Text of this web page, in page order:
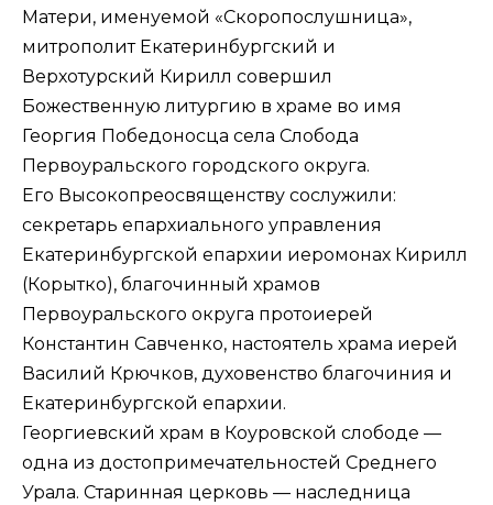
Матери, именуемой «Скоропослушница»,
митрополит Екатеринбургский и
Верхотурский Кирилл совершил
Божественную литургию в храме во имя
Георгия Победоносца села Слобода
Первоуральского городского округа.
Его Высокопреосвященству сослужили:
секретарь епархиального управления
Екатеринбургской епархии иеромонах Кирилл
(Корытко), благочинный храмов
Первоуральского округа протоиерей
Константин Савченко, настоятель храма иерей
Василий Крючков, духовенство благочиния и
Екатеринбургской епархии.
Георгиевский храм в Коуровской слободе —
одна из достопримечательностей Среднего
Урала. Старинная церковь — наследница